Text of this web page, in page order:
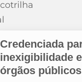
Credenciada
inexigibilidade
órgãos